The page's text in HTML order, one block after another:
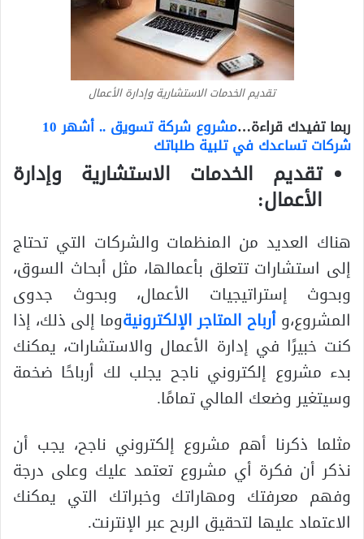
تقديم الخدمات الاستشارية وإدارة الأعمال
ربما تفيدك قراءة… مشروع شركة تسويق .. أشهر 10
شركات تساعدك في تلبية طلباتك
تقديم الخدمات الاستشارية وإدارة
الأعمال:
هناك العديد من المنظمات والشركات التي تحتاج
إلى استشارات تتعلق بأعمالها، مثل أبحاث السوق،
وبحوث إستراتيجيات الأعمال، وبحوث جدوى
المشروع،وأرباح المتاجر الإلكترونيةوما إلى ذلك، إذا
كنت خبيرًا في إدارة الأعمال والاستشارات، يمكنك
بدء مشروع إلكتروني ناجح يجلب لك أرباحًا ضخمة
وسيتغير وضعك المالي تمامًا.
مثلما ذكرنا أهم مشروع إلكتروني ناجح، يجب أن
نذكر أن فكرة أي مشروع تعتمد عليك وعلى درجة
وفهم معرفتك ومهاراتك وخبراتك التي يمكنك
الاعتماد عليها لتحقيق الربح عبر الإنترنت.